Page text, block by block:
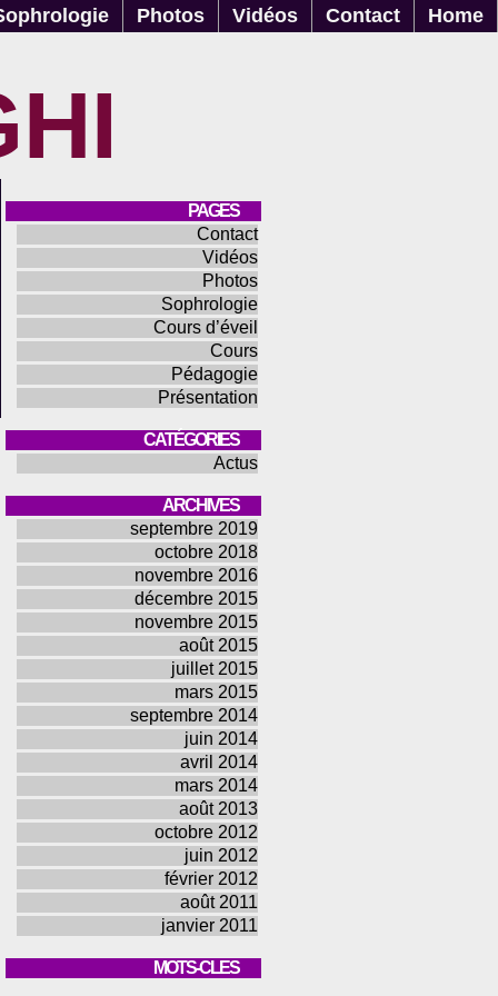
Home
Contact
Vidéos
Photos
PAGES
Contact
Vidéos
Photos
Sophrologie
Cours d’éveil
Cours
Pédagogie
Présentation
CATÉGORIES
Actus
ARCHIVES
septembre 2019
octobre 2018
novembre 2016
décembre 2015
novembre 2015
août 2015
juillet 2015
mars 2015
septembre 2014
juin 2014
avril 2014
mars 2014
août 2013
octobre 2012
juin 2012
février 2012
août 2011
janvier 2011
MOTS-CLES